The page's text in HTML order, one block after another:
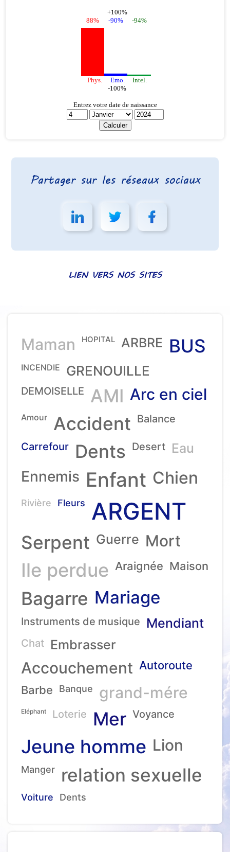
Partager sur les réseaux sociaux
LIEN VERS NOS SITES
Maman HOPITAL ARBRE BUS
INCENDIE GRENOUILLE
DEMOISELLE AMI Arc en ciel
Amour Accident Balance
Carrefour Dents Desert Eau
Ennemis Enfant Chien
Rivière Fleurs ARGENT
Serpent Guerre Mort
Ile perdue Araignée Maison
Bagarre Mariage
Instruments de musique Mendiant
Chat Embrasser
Accouchement Autoroute
Barbe
Banque grand-mére
Eléphant Loterie Mer Voyance
Jeune homme Lion
Manger relation sexuelle
Voiture Dents